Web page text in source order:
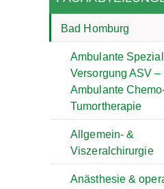
Bad Homburg
Ambulante
Versorgung ASV –
Ambulante
Tumortherapie
Allgemein- &
Viszeralchirurgie
Anästhesie &